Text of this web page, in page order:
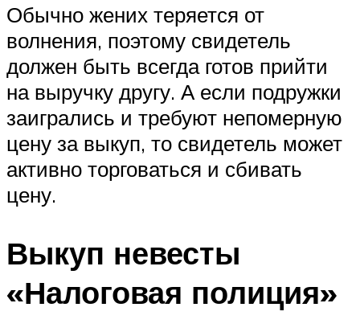
Обычно жених теряется от
волнения, поэтому свидетель
должен быть всегда готов прийти
на выручку другу. А если подружки
заигрались и требуют непомерную
цену за выкуп, то свидетель может
активно торговаться и сбивать
цену.
Выкуп невесты
«Налоговая полиция»